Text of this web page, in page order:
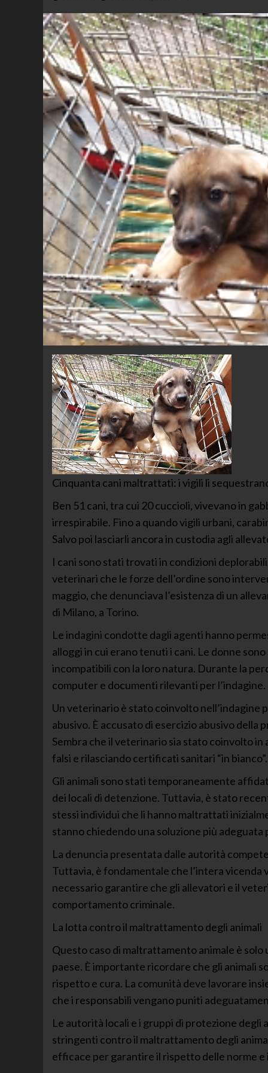
Cinquanta cani maltrattati: i vigili li
Ben 51 cani, tra cui 20 cuccioli, vivevano in
irrespirabile. Fino a quando vigili urbani,
Salvo poi lasciarli ancora in custodia agli
I cani sono stati trovati in condizioni
veterinari che le forze dell’ordine sono
maggio, che denunciava l’esistenza di un
di Milano, a Torino.
Le indagini condotte dagli agenti hanno
alloggi in cui erano tenuti i cani. Le donne
incompatibili con la loro natura. Durante la
computer e documenti rilevanti per l’indagine.
Un veterinario è stato coinvolto nell’indagine
abusivo. È accusato di esercizio abusivo
Sembra che il veterinario sia stato coinvolto
falsi e rilasciando certificati sanitari “in bianco”.
Gli animali sono stati temporaneamente
dei locali di detenzione. Tuttavia, è stato
stessi individui che li hanno maltrattati
stanno chiedendo una soluzione più adeguata
La denuncia presentata dalle autorità
Tuttavia, è fondamentale che l’intera
necessario garantire che gli allevatori e il
comportamento criminale.
La lotta contro il maltrattamento degli animali
Questo caso di maltrattamento animale è
paese. È importante ricordare che gli animali
rispetto e cura. La comunità deve lavorare
che i responsabili vengano puniti
Le autorità locali e i gruppi di protezione
stringenti contro il maltrattamento degli
efficace per garantire il rispetto delle norme